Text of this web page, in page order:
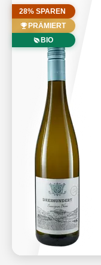
28% SPAREN
PRÄMIERT
BIO